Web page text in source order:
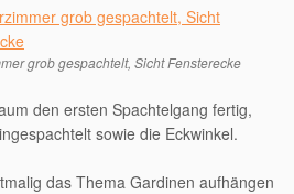
grob gespachtelt, Sicht Fensterecke
den ersten Spachtelgang fertig,
sowie die Eckwinkel.
das Thema Gardinen aufhängen